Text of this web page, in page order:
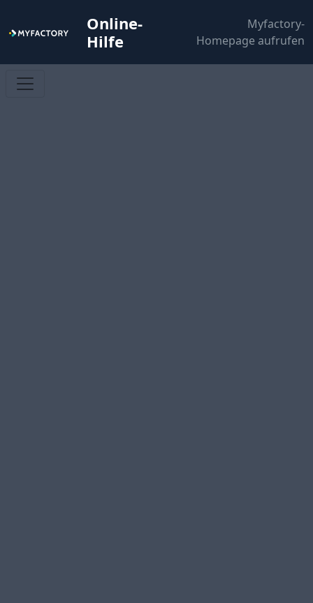
Online-
Hilfe
Myfactory-
Homepage aufrufen